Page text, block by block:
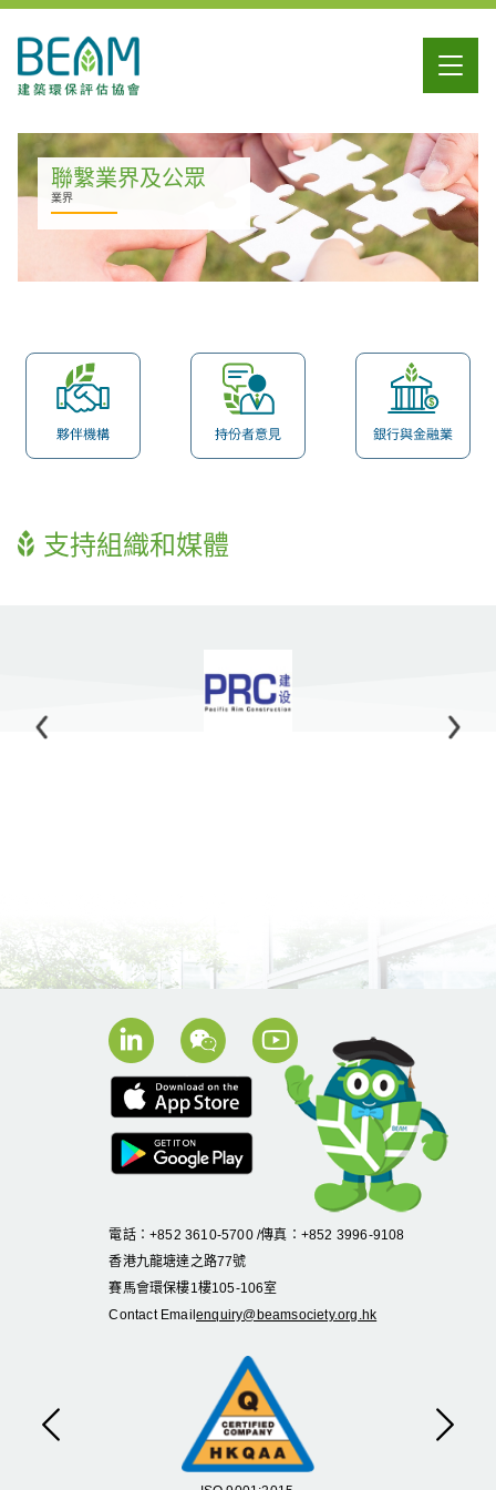
聯繫業界及公眾
業界
支持組織和媒體
Previous Next
Previous Next
電話：+852 3610-5700 /傳真：+852 3996-9108
香港九龍塘達之路77號
賽馬會環保樓1 樓105-106室
Contact Emailenquiry@beamsociety.org.hk